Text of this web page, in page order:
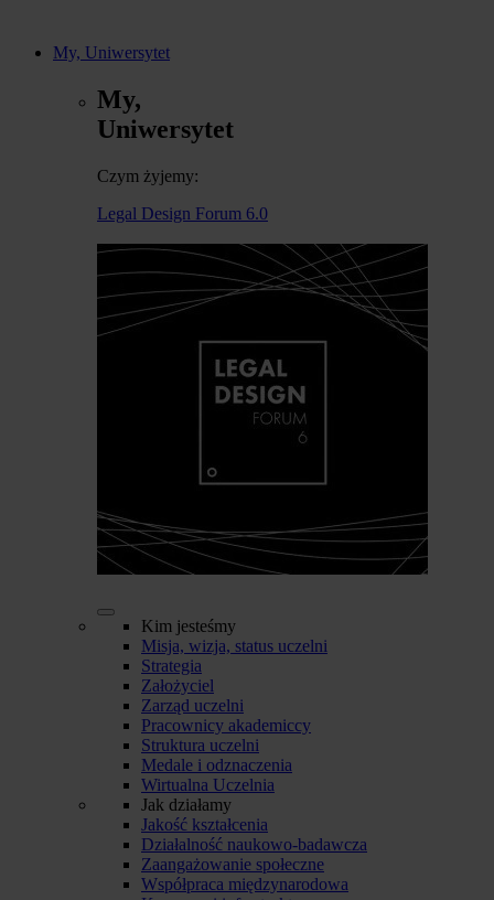
My, Uniwersytet
My,
Uniwersytet
Czym żyjemy:
Legal Design Forum 6.0
Kim jesteśmy
Misja, wizja, status uczelni
Strategia
Założyciel
Zarząd uczelni
Pracownicy akademiccy
Struktura uczelni
Medale i odznaczenia
Wirtualna Uczelnia
Jak działamy
Jakość kształcenia
Działalność naukowo-badawcza
Zaangażowanie społeczne
Współpraca międzynarodowa